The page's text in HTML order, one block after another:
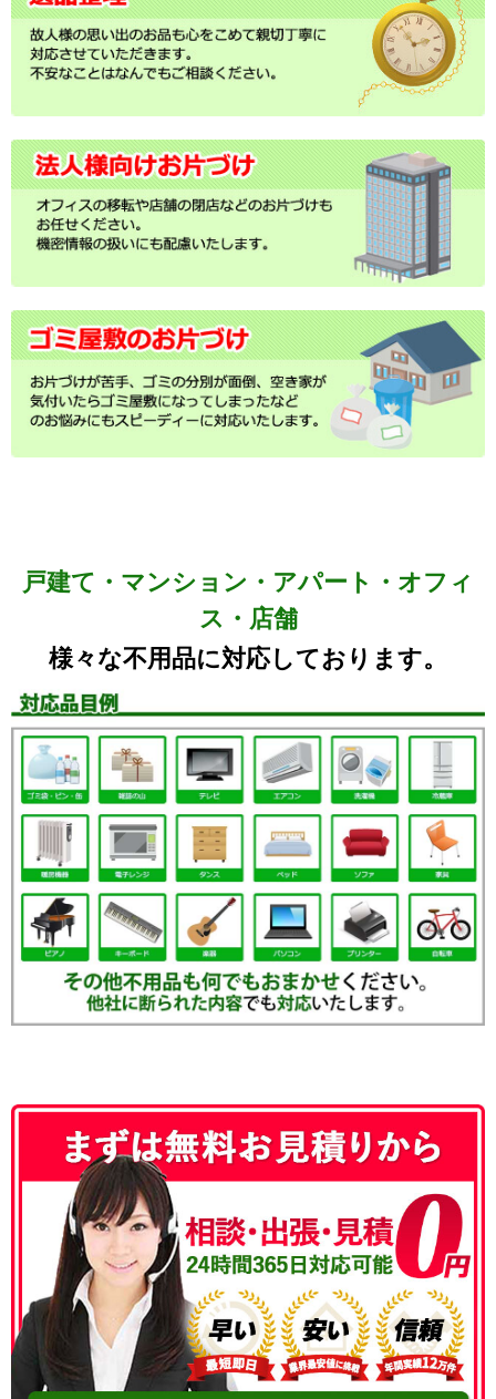
戸建て・マンション・アパート・オフィ
ス・店舗
様々な不用品に対応しております。
050-3186-4780